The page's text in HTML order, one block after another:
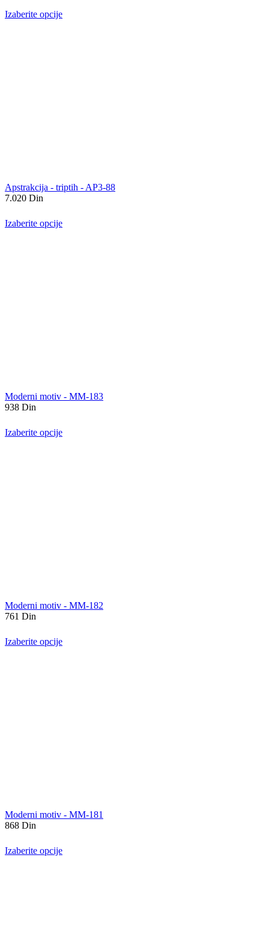
Izaberite opcije
Apstrakcija - triptih - AP3-88
7.020 Din
Izaberite opcije
Moderni motiv - MM-183
938 Din
Izaberite opcije
Moderni motiv - MM-182
761 Din
Izaberite opcije
Moderni motiv - MM-181
868 Din
Izaberite opcije